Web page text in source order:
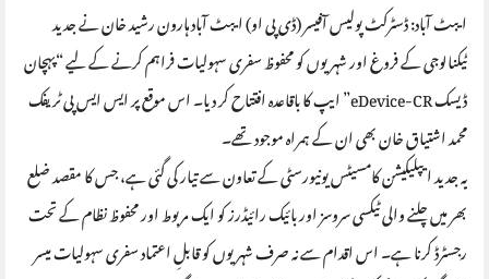
ایبٹ آباد: ڈسٹرکٹ پولیس آفیسر (ڈی پی او) ایبٹ آباد ہارون رشید خان نے جدید
ٹیکنالوجی کے فروغ اور شہریوں کو محفوظ سفری سہولیات فراہم کرنے کے لیے “پہچان
ڈیسک eDevice-CR” ایپ کا باقاعدہ افتتاح کر دیا۔ اس موقع پر ایس ایس پی ٹریفک
محمد اشتیاق خان بھی ان کے ہمراہ موجود تھے۔
یہ جدید ایپلیکیشن کامسیٹس یونیورسٹی کے تعاون سے تیار کی گئی ہے، جس کا مقصد ضلع
بھر میں چلنے والی ٹیکسی سروسز اور بائیک رائیڈرز کو ایک مربوط اور محفوظ نظام کے تحت
رجسٹرڈ کرنا ہے۔ اس اقدام سے نہ صرف شہریوں کو قابلِ اعتماد سفری سہولیات میسر